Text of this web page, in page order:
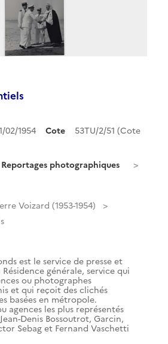
02/1954 Cote
53TU/2/51 (Cote
photographiques
Voizard (1953-1954)
est le service de presse et
générale, service qui
ou photographes
et qui reçoit des clichés
basées en métropole.
agences les plus représentés
Denis Bossoutrot, Garcin,
Sebag et Fernand Vaschetti